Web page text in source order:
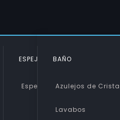
ESPEJOS
Espejos
BAÑO
Azulejos de
Lavabos